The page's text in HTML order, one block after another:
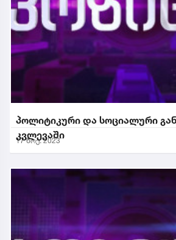
პოლიტიკური და სოციალური
კვლევაში
17 ნოე. 2023